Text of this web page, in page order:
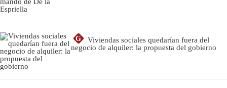
G
Viviendas sociales quedarían fuera del
negocio de alquiler: la propuesta del gobierno